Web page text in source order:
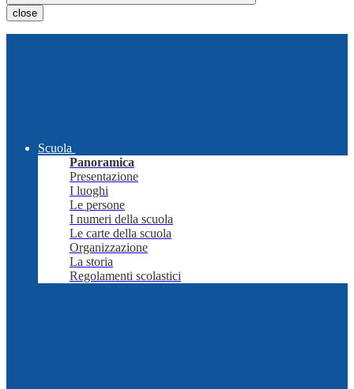
close
Scuola
Panoramica
Presentazione
I luoghi
Le persone
I numeri della scuola
Le carte della scuola
Organizzazione
La storia
Regolamenti scolastici